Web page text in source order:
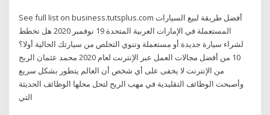
See full list on business.tutsplus.com أفضل طريقة لبيع السيارات
المستعملة في الإمارات العربية المتحدة 19 نوفمبر 2020 هل تخطط
لشراء سيارة جديدة أو مستعملة وتنوي التخلص من سيارتك الحالية أولا؟
10 من أفضل مجالات العمل عبر الإنترنت لعام 2020 محمد عثمان الربح
من الإنترنت لا يخفى على أي شخص أن العالم يتطور بشكل سريع
وأصبحت الوظائف التقليدية في مهب الريح لتحل محلها الوظائف الحديثة
التي